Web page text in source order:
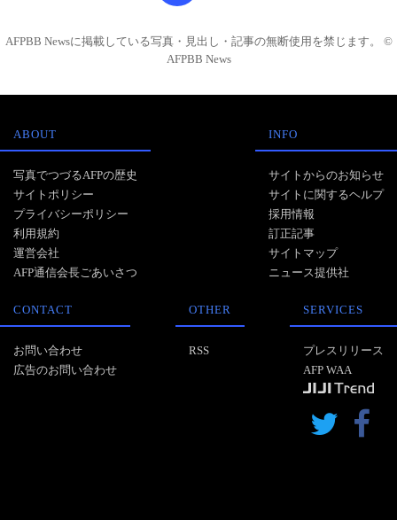
AFPBB Newsに掲載している写真・見出し・記事の無断使用を禁じます。 ©
AFPBB News
ABOUT
写真でつづるAFPの歴史
サイトポリシー
プライバシーポリシー
利用規約
運営会社
AFP通信会長ごあいさつ
INFO
サイトからのお知らせ
サイトに関するヘルプ
採用情報
訂正記事
サイトマップ
ニュース提供社
CONTACT
お問い合わせ
広告のお問い合わせ
OTHER
RSS
SERVICES
プレスリリース
AFP WAA